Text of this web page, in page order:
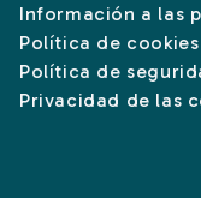
Información a las
Política de cookies
Política de
Privacidad de las